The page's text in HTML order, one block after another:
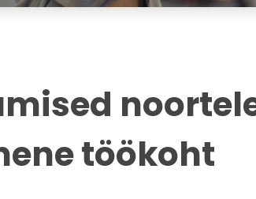
töökoht